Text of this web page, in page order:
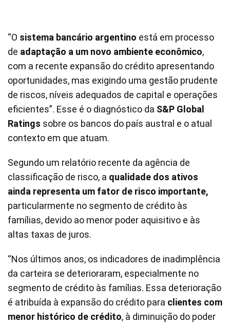
“O sistema bancário argentino está em processo
de adaptação a um novo ambiente econômico,
com a recente expansão do crédito apresentando
oportunidades, mas exigindo uma gestão prudente
de riscos, níveis adequados de capital e operações
eficientes”. Esse é o diagnóstico da S&P Global
Ratings sobre os bancos do país austral e o atual
contexto em que atuam.
Segundo um relatório recente da agência de
classificação de risco, a qualidade dos ativos
ainda representa um fator de risco importante,
particularmente no segmento de crédito às
famílias, devido ao menor poder aquisitivo e às
altas taxas de juros.
“Nos últimos anos, os indicadores de inadimplência
da carteira se deterioraram, especialmente no
segmento de crédito às famílias. Essa deterioração
é atribuída à expansão do crédito para clientes com
menor histórico de crédito, à diminuição do poder